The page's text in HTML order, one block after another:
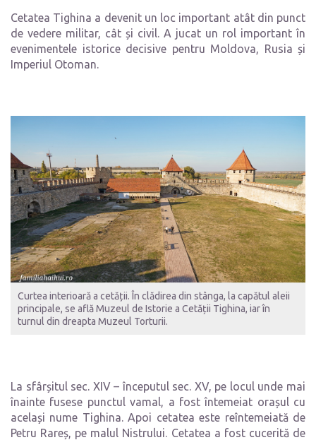
Cetatea Tighina a devenit un loc important atât din punct
de vedere militar, cât și civil. A jucat un rol important în
evenimentele istorice decisive pentru Moldova, Rusia și
Imperiul Otoman.
Curtea interioară a cetății. În clădirea din stânga, la capătul aleii
principale, se află Muzeul de Istorie a Cetății Tighina, iar în
turnul din dreapta Muzeul Torturii.
La sfârșitul sec. XIV – începutul sec. XV, pe locul unde mai
înainte fusese punctul vamal, a fost întemeiat orașul cu
același nume Tighina. Apoi cetatea este reîntemeiată de
Petru Rareș, pe malul Nistrului. Cetatea a fost cucerită de